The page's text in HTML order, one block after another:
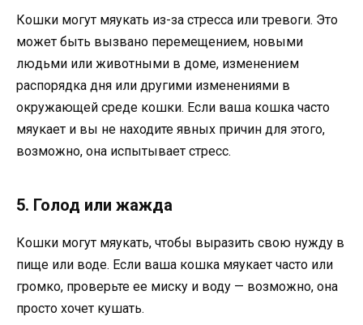
Кошки могут мяукать из-за стресса или тревоги. Это
может быть вызвано перемещением, новыми
людьми или животными в доме, изменением
распорядка дня или другими изменениями в
окружающей среде кошки. Если ваша кошка часто
мяукает и вы не находите явных причин для этого,
возможно, она испытывает стресс.
5. Голод или жажда
Кошки могут мяукать, чтобы выразить свою нужду в
пище или воде. Если ваша кошка мяукает часто или
громко, проверьте ее миску и воду — возможно, она
просто хочет кушать.